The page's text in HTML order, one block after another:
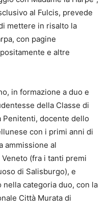
al Fulcis, prevede
mettere in risalto la
con pagine
e altre
in formazione a duo e
della Classe di
Penitenti, docente dello
con i primi anni di
ammissione al
(fra i tanti premi
di Salisburgo), e
categoria duo, con la
Città Murata di